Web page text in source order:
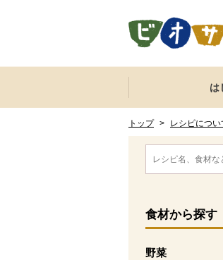
ここからサイト内共通メニューです。
サイト内共通メニューをスキップする
は
トップ > レシピについ
ここから消費材検
食材から探す
野菜
消費材検索メニュ
ここから本文です。